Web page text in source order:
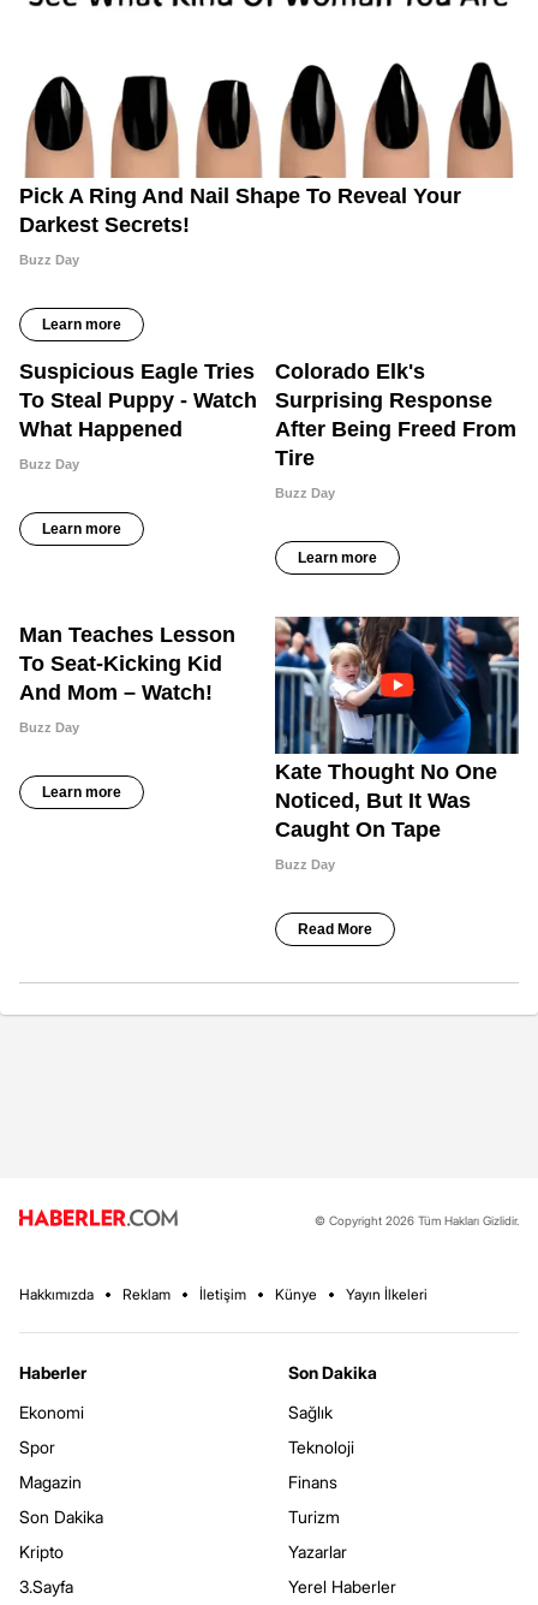
© Copyright 2026 Tüm Hakları Gizlidir.
Hakkımızda Reklam İletişim Künye Yayın İlkeleri
Haberler
Ekonomi
Spor
Magazin
Son Dakika
Kripto
3.Sayfa
Son Dakika
Sağlık
Teknoloji
Finans
Turizm
Yazarlar
Yerel Haberler